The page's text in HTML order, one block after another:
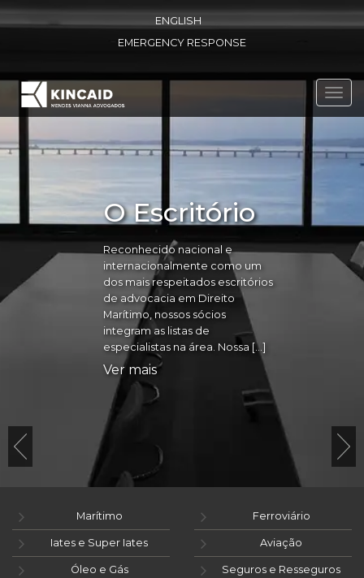
ENGLISH
EMERGENCY RESPONSE
O Escritório
Reconhecido nacional e
internacionalmente como um
dos mais respeitados escritórios
de advocacia em Direito
Marítimo, nossos sócios
integram as listas de
especialistas na área. Nossa […]
Ver mais
Marítimo
Iates e Super Iates
Óleo e Gás
Ferroviário
Aviação
Seguros e Resseguros